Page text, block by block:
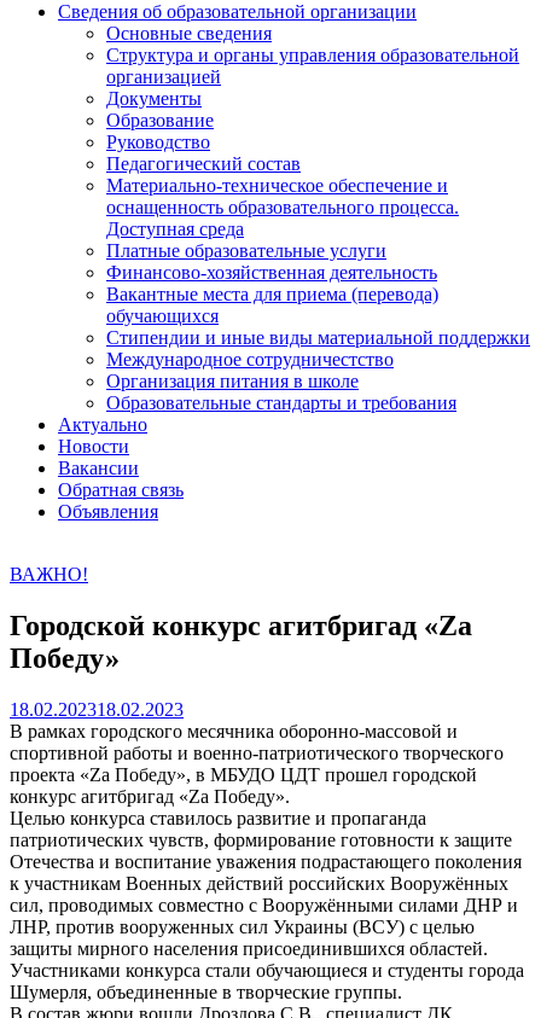
Сведения об образовательной организации
Основные сведения
Структура и органы управления образовательной
организацией
Документы
Образование
Руководство
Педагогический состав
Материально-техническое обеспечение и
оснащенность образовательного процесса.
Доступная среда
Платные образовательные услуги
Финансово-хозяйственная деятельность
Вакантные места для приема (перевода)
обучающихся
Стипендии и иные виды материальной поддержки
Международное сотрудничестство
Организация питания в школе
Образовательные стандарты и требования
Актуально
Новости
Вакансии
Обратная связь
Объявления
ВАЖНО!
Городской конкурс агитбригад «Zа
Победу»
18.02.202318.02.2023
В рамках городского месячника оборонно-массовой и
спортивной работы и военно-патриотического творческого
проекта «Zа Победу», в МБУДО ЦДТ прошел городской
конкурс агитбригад «Zа Победу».
Целью конкурса ставилось развитие и пропаганда
патриотических чувств, формирование готовности к защите
Отечества и воспитание уважения подрастающего поколения
к участникам Военных действий российских Вооружённых
сил, проводимых совместно с Вооружёнными силами ДНР и
ЛНР, против вооруженных сил Украины (ВСУ) с целью
защиты мирного населения присоединившихся областей.
Участниками конкурса стали обучающиеся и студенты города
Шумерля, объединенные в творческие группы.